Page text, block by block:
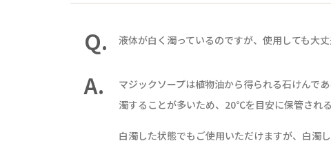
Q. 液体が白く濁っているのですが、使用しても大
A.
マジックソープは植物油から得られる石けんで
濁することが多いため、20℃を目安に保管され
白濁した状態でもご使用いただけますが、白濁